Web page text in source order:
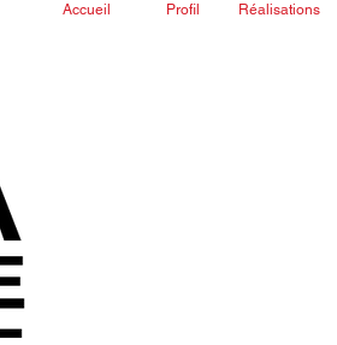
Accueil Profil Réalisations